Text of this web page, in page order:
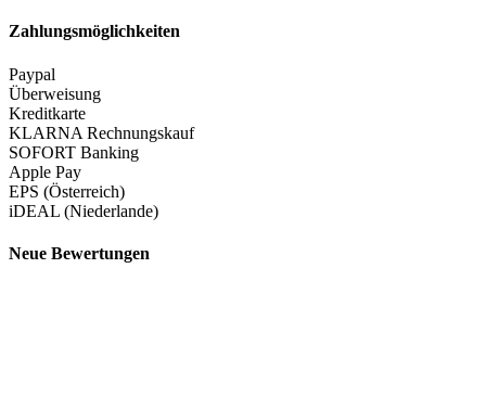
Zahlungsmöglichkeiten
Paypal
Überweisung
Kreditkarte
KLARNA Rechnungskauf
SOFORT Banking
Apple Pay
EPS (Österreich)
iDEAL (Niederlande)
Neue Bewertungen